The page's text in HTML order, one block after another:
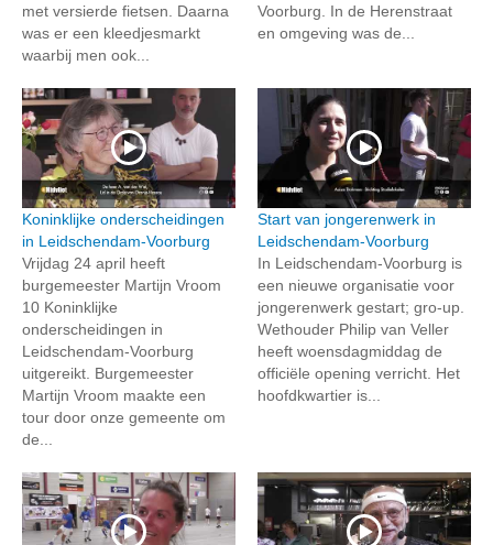
met versierde fietsen. Daarna
was er een kleedjesmarkt
waarbij men ook...
Voorburg. In de Herenstraat
en omgeving was de...
Koninklijke onderscheidingen
in Leidschendam-Voorburg
Vrijdag 24 april heeft
burgemeester Martijn Vroom
10 Koninklijke
onderscheidingen in
Leidschendam-Voorburg
uitgereikt. Burgemeester
Martijn Vroom maakte een
tour door onze gemeente om
de...
Start van jongerenwerk in
Leidschendam-Voorburg
In Leidschendam-Voorburg is
een nieuwe organisatie voor
jongerenwerk gestart; gro-up.
Wethouder Philip van Veller
heeft woensdagmiddag de
officiële opening verricht. Het
hoofdkwartier is...